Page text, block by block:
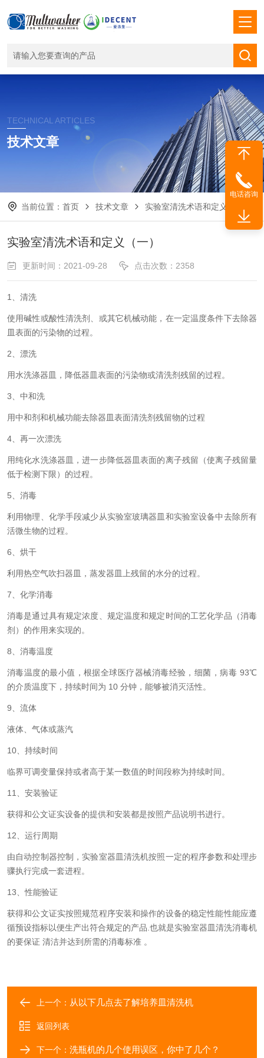
TECHNICAL ARTICLES
技术文章
当前位置： 首页 技术文章 实验室清洗术语和定义（一）
实验室清洗术语和定义（一）
更新时间：2021-09-28 点击次数：2358
1、清洗
使用碱性或酸性清洗剂、或其它机械动能，在一定温度条件下去除器
皿表面的污染物的过程。
2、漂洗
用水洗涤器皿，降低器皿表面的污染物或清洗剂残留的过程。
3、中和洗
用中和剂和机械功能去除器皿表面清洗剂残留物的过程
4、再一次漂洗
用纯化水洗涤器皿，进一步降低器皿表面的离子残留（使离子残留量
低于检测下限）的过程。
5、消毒
利用物理、化学手段减少从实验室玻璃器皿和实验室设备中去除所有
活微生物的过程。
6、烘干
利用热空气吹扫器皿，蒸发器皿上残留的水分的过程。
7、化学消毒
消毒是通过具有规定浓度、规定温度和规定时间的工艺化学品（消毒
剂）的作用来实现的。
8、消毒温度
消毒温度的最小值，根据全球医疗器械消毒经验，细菌，病毒 93℃
的介质温度下，持续时间为 10 分钟，能够被消灭活性。
9、流体
液体、气体或蒸汽
10、持续时间
临界可调变量保持或者高于某一数值的时间段称为持续时间。
11、安装验证
获得和公文证实设备的提供和安装都是按照产品说明书进行。
12、运行周期
由自动控制器控制，实验室器皿清洗机按照一定的程序参数和处理步
骤执行完成一套进程。
13、性能验证
获得和公文证实按照规范程序安装和操作的设备的稳定性能性能应遵
循预设指标以便生产出符合规定的产品.也就是实验室器皿清洗消毒机
的要保证 清洁并达到所需的消毒标准 。
上一个： 从以下几点去了解培养皿清洗机
返回列表
下一个： 洗瓶机的几个使用误区，你中了几个？
电话咨询